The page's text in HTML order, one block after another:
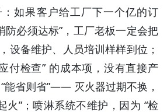
如果客户给工厂下一个亿的订
防必须达标”，工厂老板一定会把
设备维护、人员培训样样到位；
付检查” 的成本项，没有直接产
能省则省”—— 灭火器过期不换，
火”；喷淋系统不维护，因为 “检